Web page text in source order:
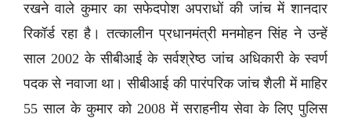
रखने वाले कुमार का सफेदपोश अपराधों की जांच में शानदार
रिकॉर्ड रहा है। तत्कालीन प्रधानमंत्री मनमोहन सिंह ने उन्हें
साल 2002 के सीबीआई के सर्वश्रेष्ठ जांच अधिकारी के स्वर्ण
पदक से नवाजा था। सीबीआई की पारंपरिक जांच शैली में माहिर
55 साल के कुमार को 2008 में सराहनीय सेवा के लिए पुलिस